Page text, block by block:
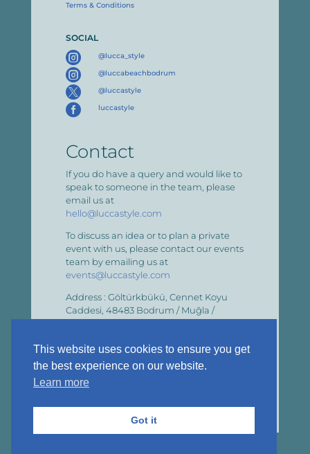
This website uses cookies to ensure you get
the best experience on our website.
Learn more
Got it
Terms & Conditions
SOCIAL
 @lucca_style
 @luccabeachbodrum
 @luccastyle
 luccastyle
Contact
If you do have a query and would like to
speak to someone in the team, please
email us at
hello@luccastyle.com
To discuss an idea or to plan a private
event with us, please contact our events
team by emailing us at
events@luccastyle.com
Address : Göltürkbükü, Cennet Koyu
Caddesi, 48483 Bodrum / Muğla /
 WhatsApp